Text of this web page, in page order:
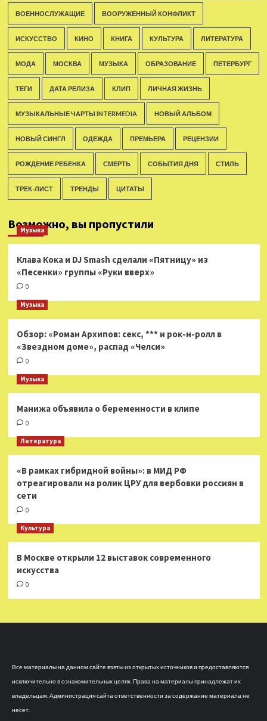
ВОЕННОСЛУЖАЩИЕ ВООРУЖЕННЫЙ КОНФЛИКТ
ИСКУССТВО КИНО КНИГА КУЛЬТУРА ЛИТЕРАТУРА
МОДА МОСКВА МУЗЫКА ОБРАЗОВАНИЕ ПЕТЕРБУРГ
ТЕГИ ДАТА РЕЛИЗА КЛИП ЛИЧНАЯ ЖИЗНЬ
МУЗЫКАЛЬНЫЕ ЧАРТЫ INTERMEDIA НОВЫЙ АЛЬБОМ
НОВЫЙ СИНГЛ ОДЕЖДА ПРЕМЬЕРА РЕЦЕНЗИИ
РОЖДЕНИЕ РЕБЕНКА СМЕРТЬ СОБЫТИЯ ДНЯ СТИЛЬ
ТРЕК-ЛИСТ ТРЕНДЫ ЦИТАТЫ
Возможно, вы пропустили
Музыка
Клава Кока и DJ Smash сделали «Пятницу» из
«Песенки» группы «Руки вверх»
0
Музыка
Обзор: «Роман Архипов: секс, *** и рок-н-ролл в
«Звездном доме», распад «Челси»
0
Музыка
Манижа объявила о беременности в клипе
0
Литература
«В рамках гибридной войны»: в МИД РФ
отреагировали на ролик ЦРУ для вербовки россиян в
сети
0
Культура
В Москве открыли 12 выставок современного
искусства
0
Все материалы на данном сайте взяты из открытых источников и предоставляются
исключительно в ознакомительных целях. Права на материалы принадлежат их
владельцам. Администрация сайта ответственности за содержание материала не
несет.